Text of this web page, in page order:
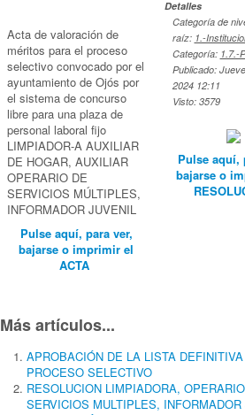
Acta de valoración de
méritos para el proceso
selectivo convocado por el
ayuntamiento de Ojós por
el sistema de concurso
libre para una plaza de
personal laboral fijo
LIMPIADOR-A AUXILIAR
DE HOGAR, AUXILIAR
OPERARIO DE
SERVICIOS MÚLTIPLES,
INFORMADOR JUVENIL
Pulse aquí, para ver,
bajarse o imprimir el
ACTA
Detalles
Categoría de
raíz: 1.-
Categoría: 1.7.-
Publicado:
2024 12:11
Visto: 3579
Pulse aquí,
bajarse o
Más artículos...
APROBACIÓN DE LA LISTA
PROCESO SELECTIVO
RESOLUCION LIMPIADORA,
SERVICIOS MULTIPLES,